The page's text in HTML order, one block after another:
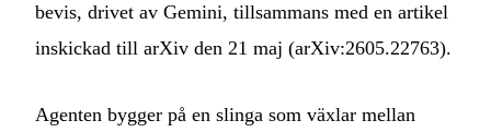
bevis, drivet av Gemini, tillsammans med en artikel
inskickad till arXiv den 21 maj (arXiv:2605.22763).
Agenten bygger på en slinga som växlar mellan